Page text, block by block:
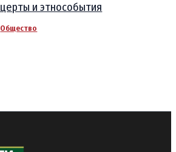
и этнособытия
Общество